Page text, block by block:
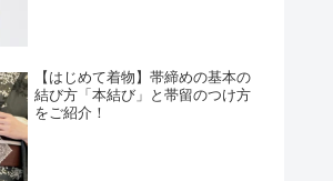
【はじめて着物】帯締めの基本の
結び方「本結び」と帯留のつけ方
をご紹介！